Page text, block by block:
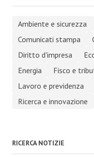
Ambiente e sicurezza
Comunicati stampa
Diritto d'impresa
Energia
Fisco e
Lavoro e previdenza
Ricerca e innovazione
RICERCA NOTIZIE